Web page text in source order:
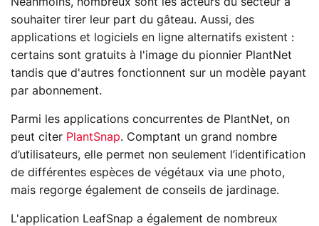
souhaiter tirer leur part du gâteau. Aussi, des
applications et logiciels en ligne alternatifs existent :
certains sont gratuits à l'image du pionnier PlantNet
tandis que d'autres fonctionnent sur un modèle payant
par abonnement.
Parmi les applications concurrentes de PlantNet, on
peut citer PlantSnap. Comptant un grand nombre
d’utilisateurs, elle permet non seulement l’identification
de différentes espèces de végétaux via une photo,
mais regorge également de conseils de jardinage.
L'application LeafSnap a également de nombreux